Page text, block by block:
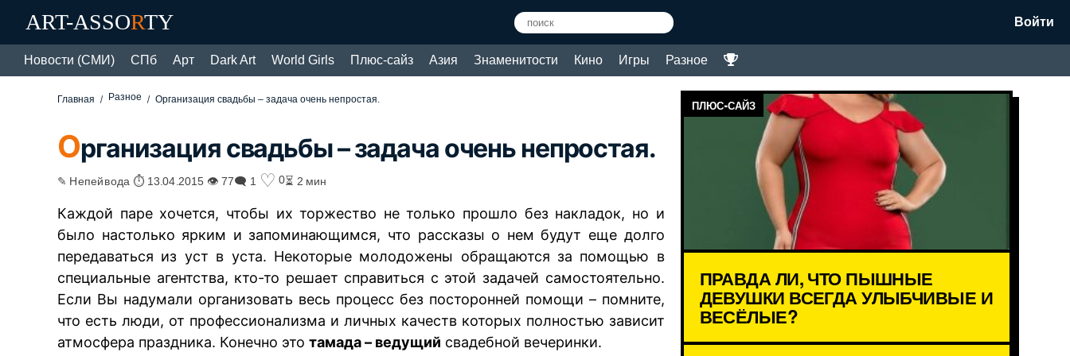
ART-ASSORTY Войти
Новости (СМИ) СПб Арт Dark Art World Girls Плюс-сайз Азия Знаменитости Кино Игры Разное
Главная Разное Организация свадьбы – задача очень непростая.
Организация свадьбы – задача очень непростая.
✎ Непейвода ⏱ 13.04.2015 👁 77🗨 1 ♡ 0⏳ 2 мин
Каждой паре хочется, чтобы их торжество не только прошло без накладок, но и
было настолько ярким и запоминающимся, что рассказы о нем будут еще долго
передаваться из уст в уста. Некоторые молодожены обращаются за помощью в
специальные агентства, кто-то решает справиться с этой задачей самостоятельно.
Если Вы надумали организовать весь процесс без посторонней помощи – помните,
что есть люди, от профессионализма и личных качеств которых полностью зависит
атмосфера праздника. Конечно этотамада – ведущий свадебной вечеринки.
ПЛЮС-САЙЗ
ПРАВДА ЛИ, ЧТО ПЫШНЫЕ
ДЕВУШКИ ВСЕГДА УЛЫБЧИВЫЕ И
ВЕСЁЛЫЕ?